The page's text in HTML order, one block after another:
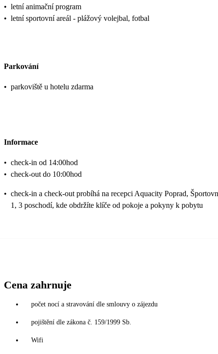
• letní animační program
• letní sportovní areál - plážový volejbal, fotbal
Parkování
• parkoviště u hotelu zdarma
Informace
• check-in od 14:00hod
• check-out do 10:00hod
• check-in a check-out probíhá na recepci Aquacity Poprad,
1, 3 poschodí, kde obdržíte klíče od pokoje a pokyny k pobytu
Cena zahrnuje
počet nocí a stravování dle smlouvy o zájezdu
pojištění dle zákona č. 159/1999 Sb.
Wifi